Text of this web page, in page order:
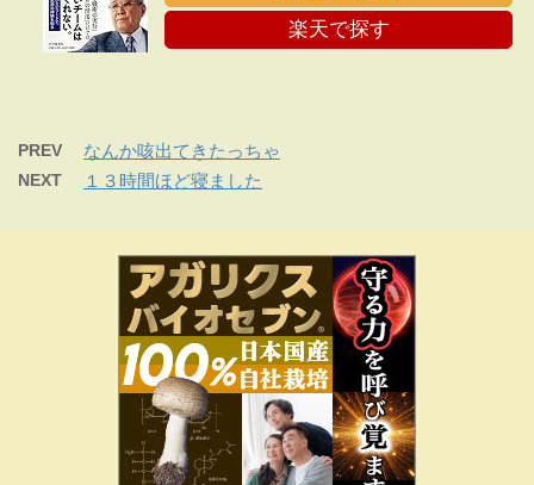
楽天で探す
PREV なんか咳出てきたっちゃ
NEXT １３時間ほど寝ました